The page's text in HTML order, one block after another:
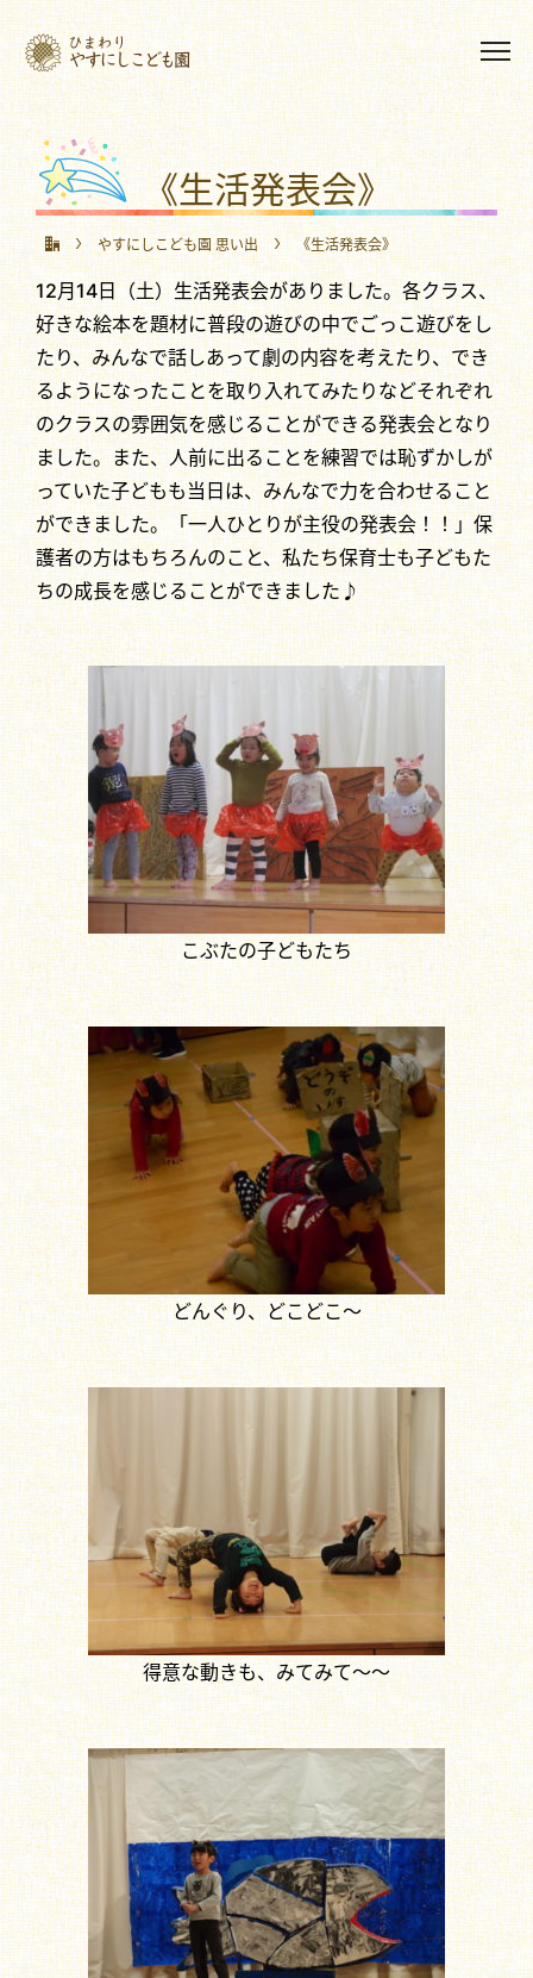
《生活発表会》
やすにしこども園 思い出 《生活発表会》
12月14日（土）生活発表会がありました。各クラス、
好きな絵本を題材に普段の遊びの中でごっこ遊びをし
たり、みんなで話しあって劇の内容を考えたり、でき
るようになったことを取り入れてみたりなどそれぞれ
のクラスの雰囲気を感じることができる発表会となり
ました。また、人前に出ることを練習では恥ずかしが
っていた子どもも当日は、みんなで力を合わせること
ができました。「一人ひとりが主役の発表会！！」保
護者の方はもちろんのこと、私たち保育士も子どもた
ちの成長を感じることができました♪
こぶたの子どもたち
どんぐり、どこどこ～
得意な動きも、みてみて～～